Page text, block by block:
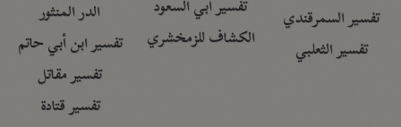
تفسير السمرقندي
تفسير الثعلبي
تفسير أبي السعود
الكشاف للزمخشري
الدر المنثور
تفسير ابن أبي حاتم
تفسير مقاتل
تفسير قتادة